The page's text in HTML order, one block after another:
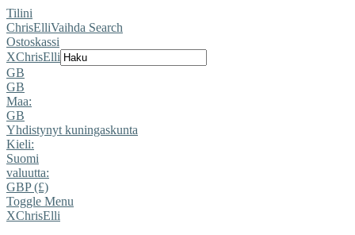
Tilini
ChrisElliVaihda Search
Ostoskassi
XChrisElli
GB
GB
Maa:
GB
Yhdistynyt kuningaskunta
Kieli:
Suomi
valuutta:
GBP (£)
Toggle Menu
XChrisElli